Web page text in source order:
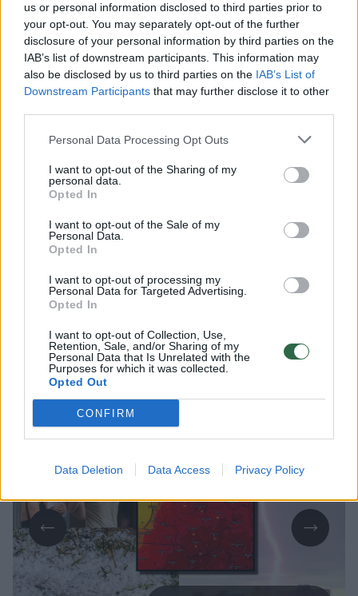
us or personal information disclosed to third parties prior to
your opt-out. You may separately opt-out of the further
disclosure of your personal information by third parties on the
IAB’s list of downstream participants. This information may
also be disclosed by us to third parties on the IAB’s List of
Downstream Participants that may further disclose it to other
Personal Data Processing Opt Outs
I want to opt-out of the Sharing of my
personal data.
Opted In
I want to opt-out of the Sale of my
Personal Data.
Opted In
I want to opt-out of processing my
Personal Data for Targeted Advertising.
Opted In
I want to opt-out of Collection, Use,
Retention, Sale, and/or Sharing of my
Personal Data that Is Unrelated with the
Purposes for which it was collected.
Opted Out
CONFIRM
Data Deletion Data Access Privacy Policy
Gamta Orai
Po tvankios kaitros – sinoptikės
įspėjimas: šioje Lietuvos dalyje bus
audringiausia
Lrytas.lt
Ketvirtadienį dieną lis daug kur, kai kur
smarkiau ir su perkūnija, smarkesnės
perkūnijos, kruša labiausiai tikėtina
vakare, daugiausia pietiniuose,
ilgiausia laikysis karštis, feisbuko
paskyroje skelbia sinoptikė Elvyra
Latvėnaitė.